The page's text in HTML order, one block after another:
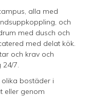
alla med
och
med dusch och
med delat kök.
och krav och
7.
bostäder i
eller genom